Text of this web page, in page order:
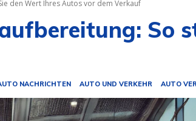
den Wert Ihres Autos vor dem Verkauf
So
NACHRICHTEN AUTO UND VERKEHR AUTO